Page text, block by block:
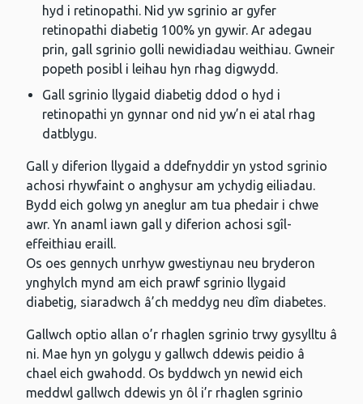
hyd i retinopathi. Nid yw sgrinio ar gyfer
retinopathi diabetig 100% yn gywir. Ar adegau
prin, gall sgrinio golli newidiadau weithiau. Gwneir
popeth posibl i leihau hyn rhag digwydd.
Gall sgrinio llygaid diabetig ddod o hyd i
retinopathi yn gynnar ond nid yw’n ei atal rhag
datblygu.
Gall y diferion llygaid a ddefnyddir yn ystod sgrinio
achosi rhywfaint o anghysur am ychydig eiliadau.
Bydd eich golwg yn aneglur am tua phedair i chwe
awr. Yn anaml iawn gall y diferion achosi sgîl-
effeithiau eraill.
Os oes gennych unrhyw gwestiynau neu bryderon
ynghylch mynd am eich prawf sgrinio llygaid
diabetig, siaradwch â’ch meddyg neu dîm diabetes.
Gallwch optio allan o’r rhaglen sgrinio trwy gysylltu â
ni. Mae hyn yn golygu y gallwch ddewis peidio â
chael eich gwahodd. Os byddwch yn newid eich
meddwl gallwch ddewis yn ôl i’r rhaglen sgrinio